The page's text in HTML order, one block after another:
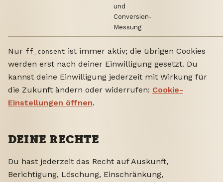
und
Conversion-
Messung
Nur ff_consent ist immer aktiv; die übrigen Cookies
werden erst nach deiner Einwilligung gesetzt. Du
kannst deine Einwilligung jederzeit mit Wirkung für
die Zukunft ändern oder widerrufen: Cookie-
Einstellungen öffnen.
DEINE RECHTE
Du hast jederzeit das Recht auf Auskunft,
Berichtigung, Löschung, Einschränkung,